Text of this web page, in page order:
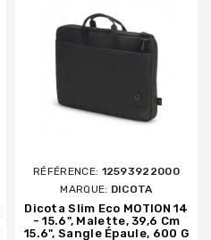
RÉFÉRENCE: 12593922000
MARQUE: DICOTA
Dicota Slim Eco MOTION 14
- 15.6", Malette, 39,6 Cm
15.6", Sangle Épaule, 600 G